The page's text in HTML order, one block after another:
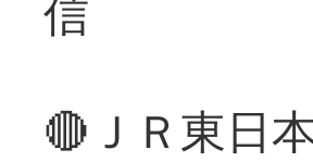
信
🔴ＪＲ東日